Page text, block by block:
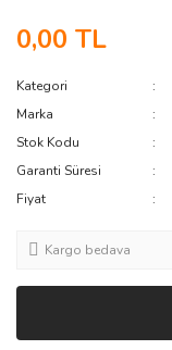
0,00 TL
Kategori
Marka
Stok Kodu
Garanti Süresi
Fiyat
Kargo bedava